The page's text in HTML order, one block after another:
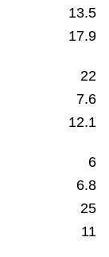
13.5
17.9
22
7.6
12.1
6
6.8
25
11